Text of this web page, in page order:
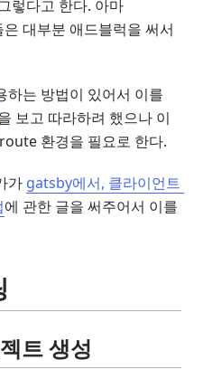
렇다고 한다. 아마
대부분 애드블럭을 써서
는 방법이 있어서 이를
보고 따라하려 했으나 이
환경을 필요로 한다.
가 gatsby에서, 클라이언트
에 관한 글을 써주어서 이를
트 생성